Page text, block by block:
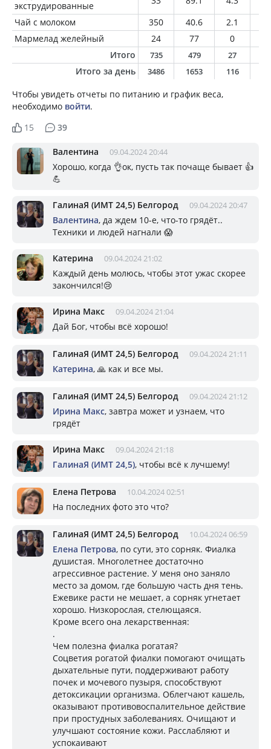
экструдированные
Чай с молоком
350 40.6 2.1
Мармелад желейный
24 77 0
Итого
735 479 27
Итого за день 3486 1653 116
Чтобы увидеть отчеты по питанию и график веса,
необходимо войти.
15
39
Валентина 09.04.2024 20:44
Хорошо, когда 👌ок, пусть так почаще бывает 👍
💪
ГалинаЯ (ИМТ 24,5) Белгород 09.04.2024 20:47
Валентина, да ждем 10-е, что-то грядёт..
Техники и людей нагнали 😱
Катерина 09.04.2024 21:02
Каждый день молюсь, чтобы этот ужас скорее
закончился!😢
Ирина Макс 09.04.2024 21:04
Дай Бог, чтобы всё хорошо!
ГалинаЯ (ИМТ 24,5) Белгород 09.04.2024 21:11
Катерина, 🙏 как и все мы.
ГалинаЯ (ИМТ 24,5) Белгород 09.04.2024 21:12
Ирина Макс, завтра может и узнаем, что
грядёт
Ирина Макс 09.04.2024 21:18
ГалинаЯ (ИМТ 24,5), чтобы всё к лучшему!
Елена Петрова 10.04.2024 02:51
На последних фото это что?
ГалинаЯ (ИМТ 24,5) Белгород 10.04.2024 06:59
Елена Петрова, по сути, это сорняк. Фиалка
душистая. Многолетнее достаточно
агрессивное растение. У меня оно заняло
место за домом, где большую часть дня тень.
Ежевике расти не мешает, а сорняк угнетает
хорошо. Низкорослая, стелющаяся.
Кроме всего она лекарственная:
.
Чем полезна фиалка рогатая?
Соцветия рогатой фиалки помогают очищать
дыхательные пути, поддерживают работу
почек и мочевого пузыря, способствуют
детоксикации организма. Облегчают кашель,
оказывают противовоспалительное действие
при простудных заболеваниях. Очищают и
улучшают состояние кожи. Расслабляют и
успокаивают